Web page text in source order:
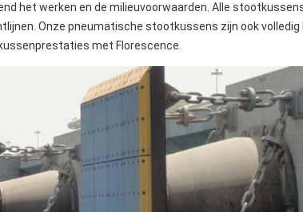
het werken en de milieuvoorwaarden. Alle
Onze pneumatische stootkussens zijn ook volledig
met Florescence.